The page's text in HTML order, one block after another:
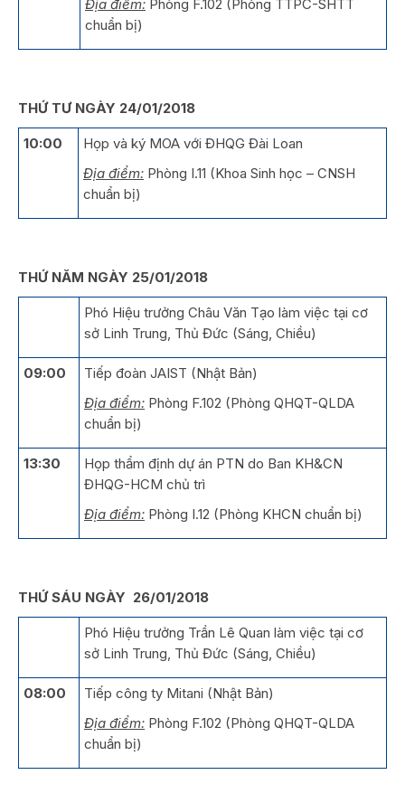
Địa điểm: Phòng F.102 (Phòng TTPC-SHTT
chuẩn bị)
THỨ TƯ NGÀY 24/01/2018
10:00
Họp và ký MOA với ĐHQG Đài Loan
Địa điểm: Phòng I.11 (Khoa Sinh học – CNSH
chuẩn bị)
THỨ NĂM NGÀY 25/01/2018
Phó Hiệu trưởng Châu Văn Tạo làm việc tại cơ
sở Linh Trung, Thủ Đức (Sáng, Chiều)
09:00
Tiếp đoàn JAIST (Nhật Bản)
Địa điểm: Phòng F.102 (Phòng QHQT-QLDA
chuẩn bị)
13:30
Họp thẩm định dự án PTN do Ban KH&CN
ĐHQG-HCM chủ trì
Địa điểm: Phòng I.12 (Phòng KHCN chuẩn bị)
THỨ SÁU NGÀY 26/01/2018
Phó Hiệu trưởng Trần Lê Quan làm việc tại cơ
sở Linh Trung, Thủ Đức (Sáng, Chiều)
08:00
Tiếp công ty Mitani (Nhật Bản)
Địa điểm: Phòng F.102 (Phòng QHQT-QLDA
chuẩn bị)